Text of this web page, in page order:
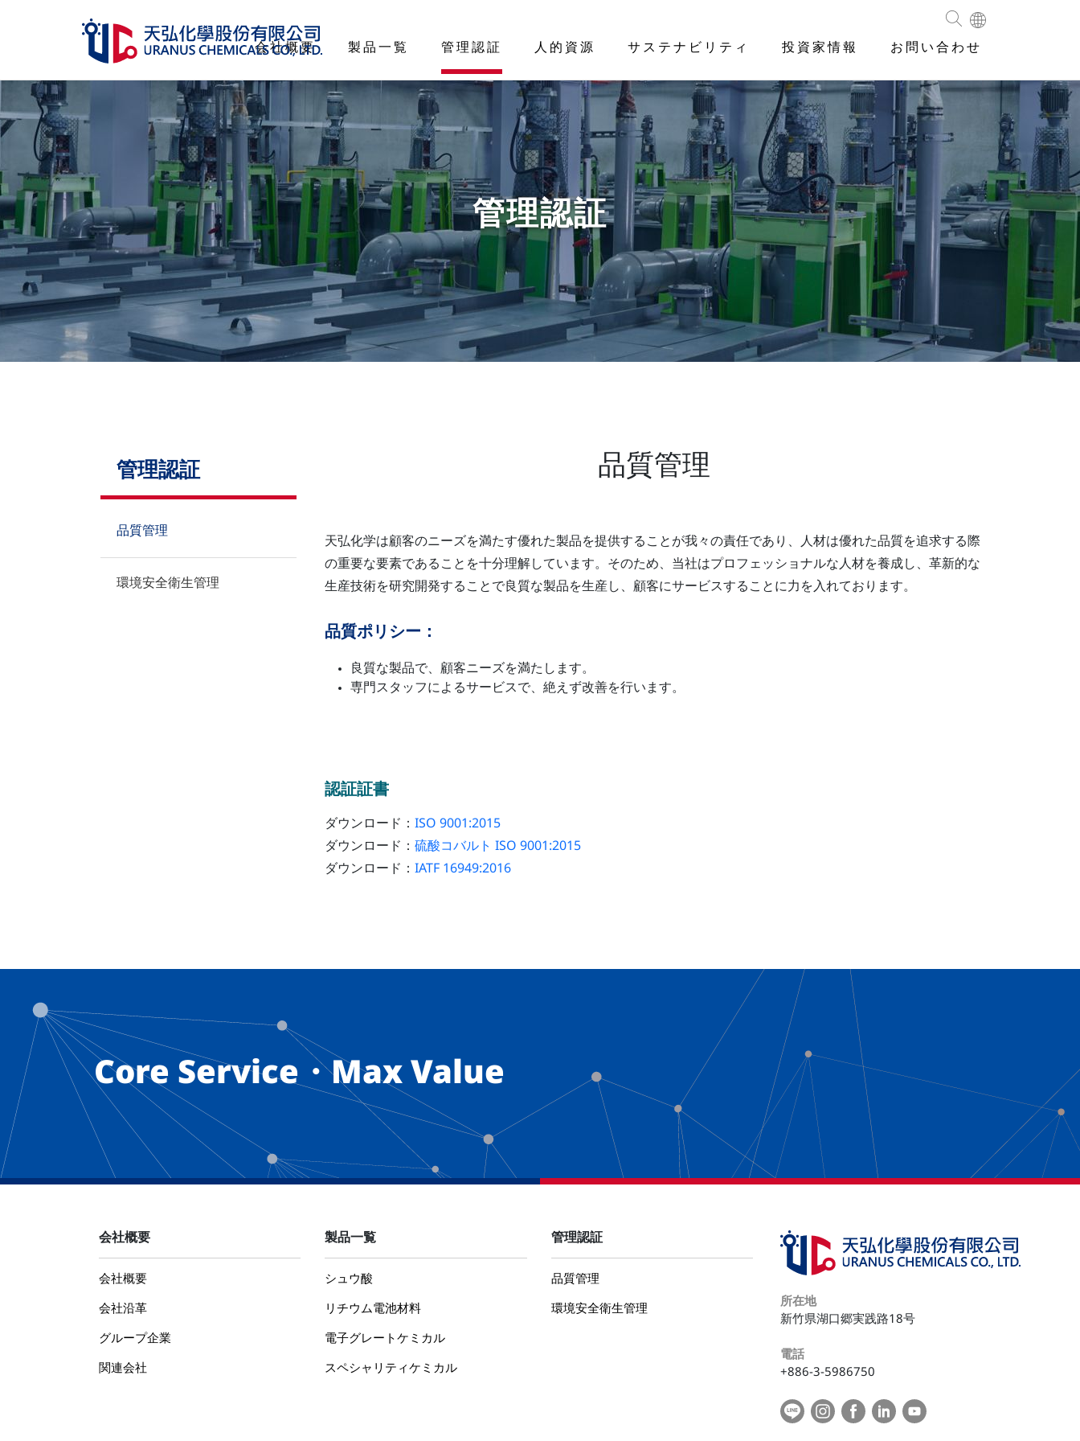
会社概要
製品一覧
管理認証
人的資源
サステナビリティ
投資家情報
会社概要 製品一覧 管理認証 人的資源 サステナビリティ 投資家情報 お問い合わせ
管理認証
管理認証
品質管理
環境安全衛生管理
品質管理
天弘化学は顧客のニーズを満たす優れた製品を提供することが我々の責任であり、人材は優れた品質を追求する際
の重要な要素であることを十分理解しています。そのため、当社はプロフェッショナルな人材を養成し、革新的な
生産技術を研究開発することで良質な製品を生産し、顧客にサービスすることに力を入れております。
品質ポリシー：
良質な製品で、顧客ニーズを満たします。
専門スタッフによるサービスで、絶えず改善を行います。
認証証書
ダウンロード： ISO 9001:2015
ダウンロード： 硫酸コバルト ISO 9001:2015
ダウンロード： IATF 16949:2016
Core Service・Max Value
会社概要
会社概要
会社沿革
グループ企業
関連会社
製品一覧
シュウ酸
リチウム電池材料
電子グレートケミカル
スペシャリティケミカル
管理認証
品質管理
環境安全衛生管理
所在地
新竹県湖口郷実践路18号
電話
+886-3-5986750